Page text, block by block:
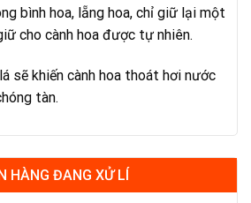
bình hoa, lẵng hoa, chỉ giữ lại một
cho cành hoa được tự nhiên.
sẽ khiến cành hoa thoát hơi nước
tàn.
HÀNG ĐANG XỬ LÍ